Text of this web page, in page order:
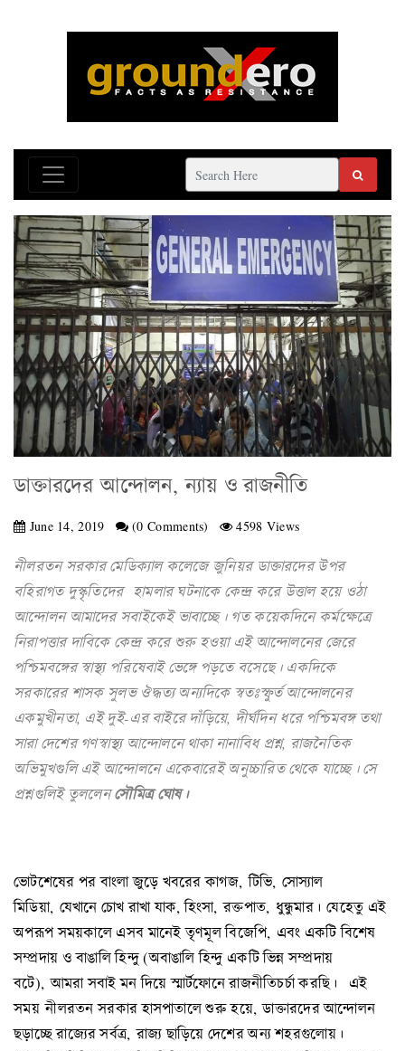
ডাক্তারদের আন্দোলন, ন্যায় ও রাজনীতি
June 14, 2019 (0 Comments) 4598 Views
নীলরতন সরকার মেডিক্যাল কলেজে জুনিয়র ডাক্তারদের উপর
বহিরাগত দুস্কৃতিদের হামলার ঘটনাকে কেন্দ্র করে উত্তাল হয়ে ওঠা
আন্দোলন আমাদের সবাইকেই ভাবাচ্ছে। গত কয়েকদিনে কর্মক্ষেত্রে
নিরাপত্তার দাবিকে কেন্দ্র করে শুরু হওয়া এই আন্দোলনের জেরে
পশ্চিমবঙ্গের স্বাস্থ্য পরিষেবাই ভেঙ্গে পড়তে বসেছে। একদিকে
সরকারের শাসক সুলভ ঔদ্ধত্য অন্যদিকে স্বতঃস্ফুর্ত আন্দোলনের
একমুখীনতা, এই দুই-এর বাইরে দাঁড়িয়ে, দীর্ঘদিন ধরে পশ্চিমবঙ্গ তথা
সারা দেশের গণস্বাস্থ্য আন্দোলনে থাকা নানাবিধ প্রশ্ন, রাজনৈতিক
অভিমুখগুলি এই আন্দোলনে একেবারেই অনুচ্চারিত থেকে যাচ্ছে। সে
প্রশ্নগুলিই তুললেনসৌমিত্র ঘোষ।
ভোটশেষের পর বাংলা জুড়ে খবরের কাগজ, টিভি, সোস্যাল
মিডিয়া, যেখানে চোখ রাখা যাক, হিংসা, রক্তপাত, ধুন্ধুমার। যেহেতু এই
অপরূপ সময়কালে এসব মানেই তৃণমূল বিজেপি, এবং একটি বিশেষ
সম্প্রদায় ও বাঙালি হিন্দু (অবাঙালি হিন্দু একটি ভিন্ন সম্প্রদায়
বটে), আমরা সবাই মন দিয়ে স্মার্টফোনে রাজনীতিচর্চা করছি। এই
সময় নীলরতন সরকার হাসপাতালে শুরু হয়ে, ডাক্তারদের আন্দোলন
ছড়াচ্ছে রাজ্যের সর্বত্র, রাজ্য ছাড়িয়ে দেশের অন্য শহরগুলোয়।